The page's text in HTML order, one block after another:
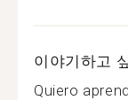
이야기하고
Quiero